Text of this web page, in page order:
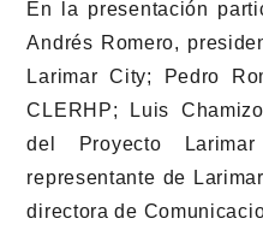
En la presentación
Andrés Romero,
Larimar City; Pedro
CLERHP; Luis
del Proyecto
representante de
directora de